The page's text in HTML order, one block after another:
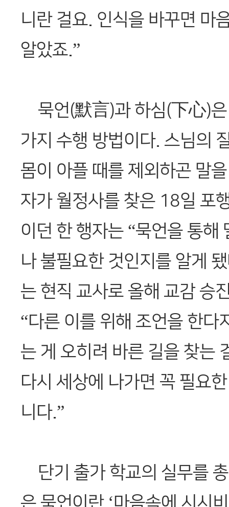
니란 걸요. 인식을 바꾸면 마
알았죠.”
묵언(默言)과 하심(下心)은
가지 수행 방법이다. 스님의
몸이 아플 때를 제외하곤 말
자가 월정사를 찾은 18일 포
이던 한 행자는 “묵언을 통해
나 불필요한 것인지를 알게
는 현직 교사로 올해 교감 승
“다른 이를 위해 조언을 한다
는 게 오히려 바른 길을 찾는
다시 세상에 나가면 꼭 필요
니다.”
단기 출가 학교의 실무를
은 묵언이란 ‘마음속에 시시